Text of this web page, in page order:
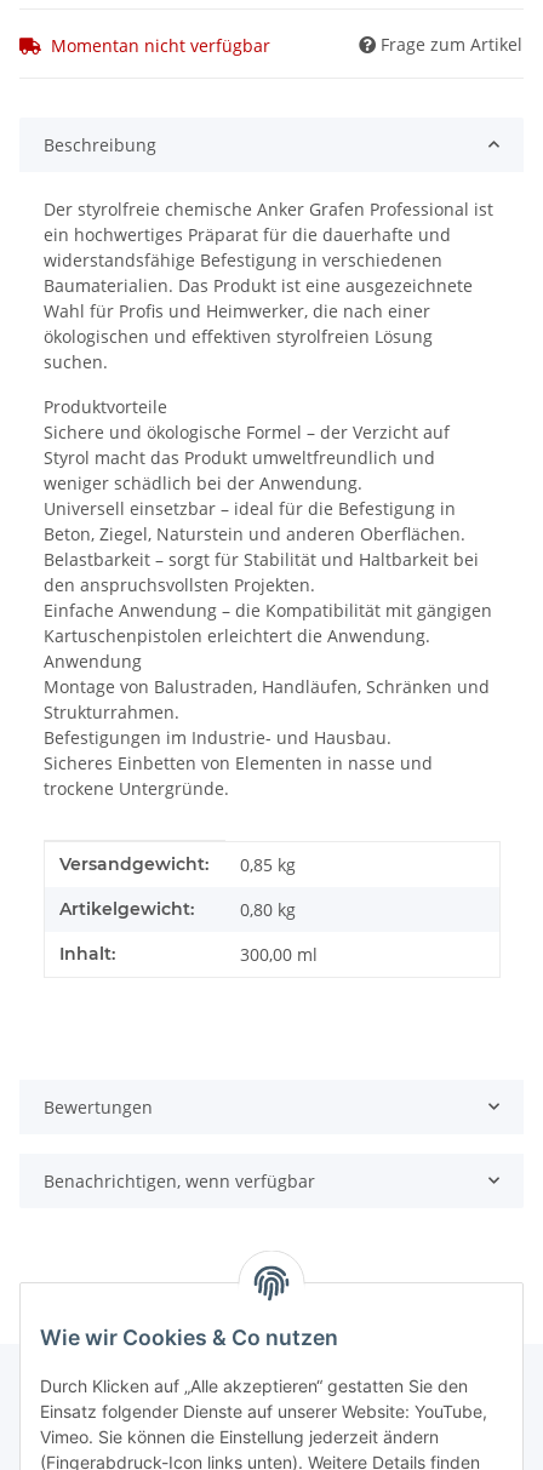
Wie wir Cookies & Co nutzen
Durch Klicken auf „Alle akzeptieren“ gestatten Sie den
Einsatz folgender Dienste auf unserer Website: YouTube,
Vimeo. Sie können die Einstellung jederzeit ändern
(Fingerabdruck-Icon links unten). Weitere Details finden
Momentan nicht verfügbar Frage zum Artikel
Beschreibung
Der styrolfreie chemische Anker Grafen Professional ist
ein hochwertiges Präparat für die dauerhafte und
widerstandsfähige Befestigung in verschiedenen
Baumaterialien. Das Produkt ist eine ausgezeichnete
Wahl für Profis und Heimwerker, die nach einer
ökologischen und effektiven styrolfreien Lösung
suchen.
Produktvorteile
Sichere und ökologische Formel – der Verzicht auf
Styrol macht das Produkt umweltfreundlich und
weniger schädlich bei der Anwendung.
Universell einsetzbar – ideal für die Befestigung in
Beton, Ziegel, Naturstein und anderen Oberflächen.
Belastbarkeit – sorgt für Stabilität und Haltbarkeit bei
den anspruchsvollsten Projekten.
Einfache Anwendung – die Kompatibilität mit gängigen
Kartuschenpistolen erleichtert die Anwendung.
Anwendung
Montage von Balustraden, Handläufen, Schränken und
Strukturrahmen.
Befestigungen im Industrie- und Hausbau.
Sicheres Einbetten von Elementen in nasse und
trockene Untergründe.
Produkteigenschaft
Wert
Versandgewicht: 0,85 kg
Artikelgewicht: 0,80 kg
Inhalt: 300,00 ml
Bewertungen
Benachrichtigen, wenn verfügbar
Informationen